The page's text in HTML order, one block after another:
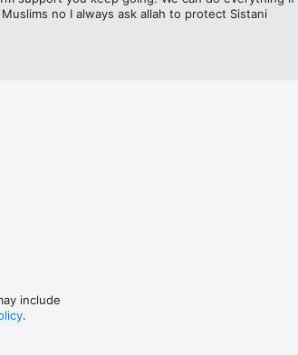
Muslims no I always ask allah to protect Sistani
include
.